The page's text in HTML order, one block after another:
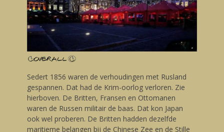
Sedert 1856 waren de verhoudingen met Rusland
gespannen. Dat had de Krim-oorlog verloren. Zie
hierboven. De Britten, Fransen en Ottomanen
waren de Russen militair de baas. Dat kon Japan
ook wel proberen. De Britten hadden dezelfde
maritieme belangen bij de Chinese Zee en de Stille